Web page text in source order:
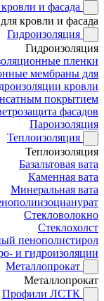
и фасада
кровли и фасада
Гидроизоляция
Гидроизоляция
пленки
мембраны для
кровли
покрытием
фасадов
Пароизоляция
Теплоизоляция
Теплоизоляция
Базальтовая вата
Каменная вата
Минеральная вата
Стекловолокно
Стеклохолст
пенополистирол
и гидроизоляции
Металлопрокат
Металлопрокат
Профили ЛСТК